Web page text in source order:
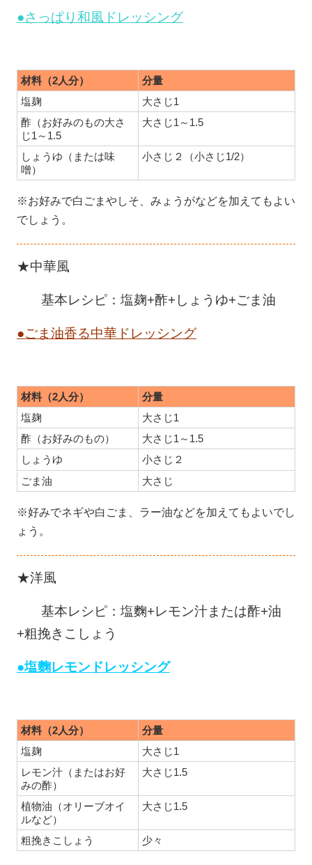
●さっぱり和風ドレッシング
材料（2人分）
分量
塩麹
大さじ1
酢（お好みのもの大さ
じ1～1.5
大さじ1～1.5
しょうゆ（または味
噌）
小さじ２（小さじ1/2）
※お好みで白ごまやしそ、みょうがなどを加えてもよい
でしょう。
★中華風
基本レシピ：塩麹+酢+しょうゆ+ごま油
●ごま油香る中華ドレッシング
材料（2人分）
分量
塩麹
大さじ1
酢（お好みのもの）
大さじ1～1.5
しょうゆ
小さじ２
ごま油
大さじ
※好みでネギや白ごま、ラー油などを加えてもよいでし
ょう。
★洋風
基本レシピ：塩麴+レモン汁または酢+油
+粗挽きこしょう
●塩麴レモンドレッシング
材料（2人分）
分量
塩麹
大さじ1
レモン汁（またはお好
みの酢）
大さじ1.5
植物油（オリーブオイ
ルなど）
大さじ1.5
粗挽きこしょう 少々